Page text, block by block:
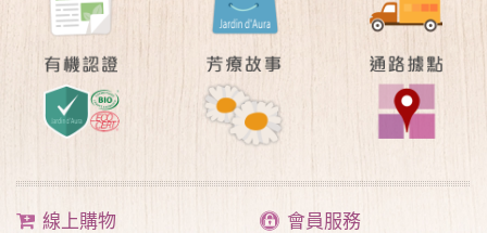
線上購物 會員服務